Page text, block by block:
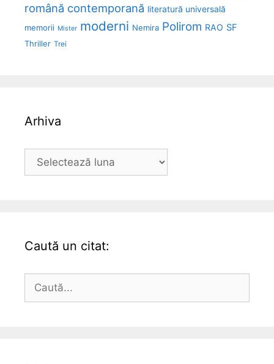
română contemporană literatură universală
memorii Mister moderni Nemira Polirom RAO SF
Thriller Trei
Arhiva
Arhiva
Caută un citat:
după: